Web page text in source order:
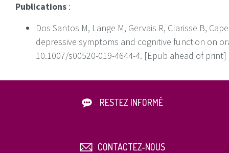
Publications :
Dos Santos M, Lange M, Gervais R, Clarisse B,
depressive symptoms and cognitive function on
10.1007/s00520-019-4644-4. [Epub ahead of print]
RESTEZ INFORMÉ
CONTACTEZ-NOUS